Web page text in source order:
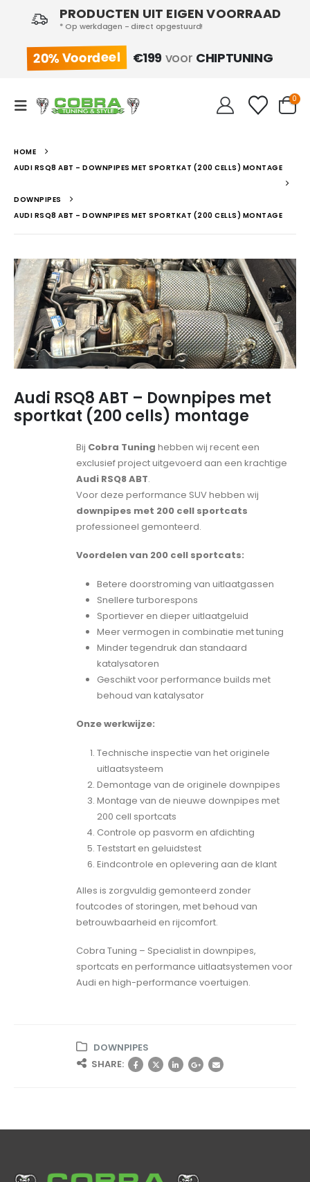
PRODUCTEN UIT EIGEN VOORRAAD
* Op werkdagen - direct opgestuurd!
20% Voordeel €199 voor CHIPTUNING
0
HOME
AUDI RSQ8 ABT – DOWNPIPES MET SPORTKAT (200 CELLS) MONTAGE
DOWNPIPES
AUDI RSQ8 ABT – DOWNPIPES MET SPORTKAT (200 CELLS) MONTAGE
Audi RSQ8 ABT – Downpipes met
sportkat (200 cells) montage
Bij Cobra Tuning hebben wij recent een
exclusief project uitgevoerd aan een krachtige
Audi RSQ8 ABT.
Voor deze performance SUV hebben wij
downpipes met 200 cell sportcats
professioneel gemonteerd.
Voordelen van 200 cell sportcats:
Betere doorstroming van uitlaatgassen
Snellere turborespons
Sportiever en dieper uitlaatgeluid
Meer vermogen in combinatie met tuning
Minder tegendruk dan standaard
katalysatoren
Geschikt voor performance builds met
behoud van katalysator
Onze werkwijze:
Technische inspectie van het originele
uitlaatsysteem
Demontage van de originele downpipes
Montage van de nieuwe downpipes met
200 cell sportcats
Controle op pasvorm en afdichting
Teststart en geluidstest
Eindcontrole en oplevering aan de klant
Alles is zorgvuldig gemonteerd zonder
foutcodes of storingen, met behoud van
betrouwbaarheid en rijcomfort.
Cobra Tuning – Specialist in downpipes,
sportcats en performance uitlaatsystemen voor
Audi en high-performance voertuigen.
DOWNPIPES
SHARE: